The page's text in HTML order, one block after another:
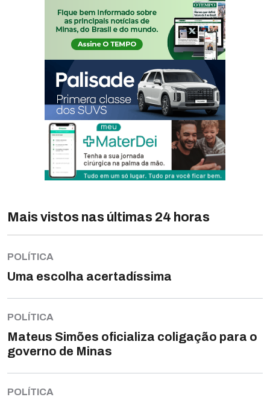
Mais vistos nas últimas 24 horas
POLÍTICA
Uma escolha acertadíssima
POLÍTICA
Mateus Simões oficializa coligação para o
governo de Minas
POLÍTICA